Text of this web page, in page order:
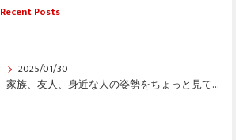
Recent Posts
2025/01/30
家族、友人、身近な人の姿勢をちょっと見てみませんか？